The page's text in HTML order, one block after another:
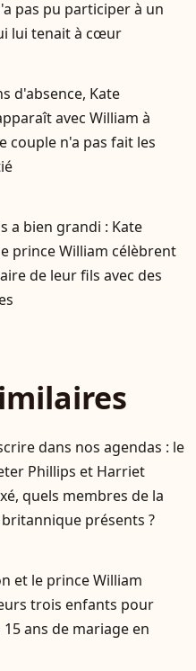
pas pu participer à un
lui tenait à cœur
d'absence, Kate
avec William à
couple n'a pas fait les
a bien grandi : Kate
prince William célèbrent
de leur fils avec des
dans nos agendas : le
Phillips et Harriet
quels membres de la
présents ?
et le prince William
trois enfants pour
ans de mariage en